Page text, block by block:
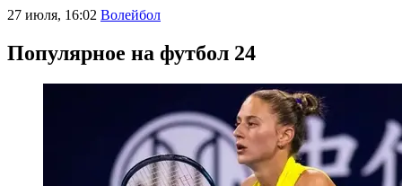
27 июля, 16:02 Волейбол
Популярное на футбол 24